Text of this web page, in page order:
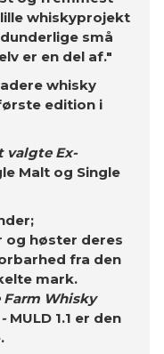
whiskyprojekt
små
er en del af."
whisky
edition i
valgte Ex-
Malt og Single
og høster deres
fra den
mark.
Farm Whisky
MULD 1.1 er den